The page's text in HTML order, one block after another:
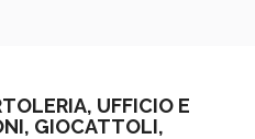
UFFICIO E
GIOCATTOLI,